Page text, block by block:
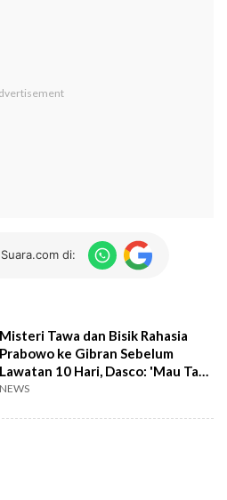
di:
Misteri Tawa dan Bisik Rahasia
Prabowo ke Gibran Sebelum
Lawatan 10 Hari, Dasco: 'Mau Tau
Aja'
NEWS